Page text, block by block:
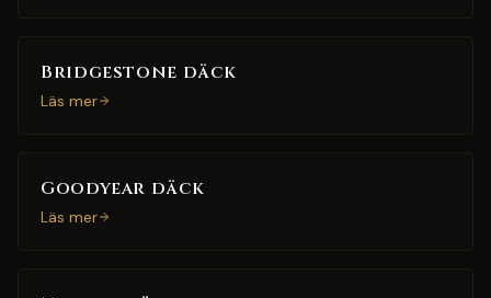
Bridgestone däck
Läs mer
Goodyear däck
Läs mer